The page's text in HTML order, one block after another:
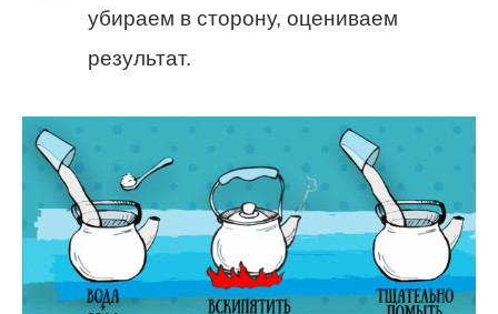
убираем в сторону, оцениваем
результат.